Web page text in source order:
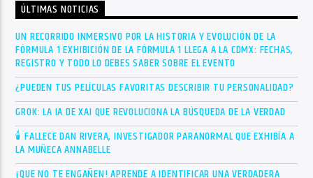
ÚLTIMAS NOTICIAS
UN RECORRIDO INMERSIVO POR LA HISTORIA Y EVOLUCIÓN DE LA
FÓRMULA 1 EXHIBICIÓN DE LA FÓRMULA 1 LLEGA A LA CDMX: FECHAS,
REGISTRO Y TODO LO DEBES SABER SOBRE EL EVENTO
¿PUEDEN TUS PELÍCULAS FAVORITAS DESCRIBIR TU PERSONALIDAD?
GROK: LA IA DE XAI QUE REVOLUCIONA LA BÚSQUEDA DE LA VERDAD
🕯 FALLECE DAN RIVERA, INVESTIGADOR PARANORMAL QUE EXHIBÍA A
LA MUÑECA ANNABELLE
¡QUE NO TE ENGAÑEN! APRENDE A IDENTIFICAR UNA VERDADERA